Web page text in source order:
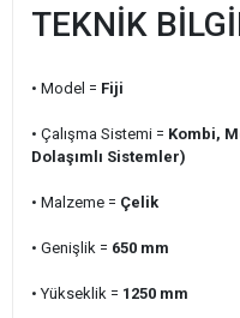
TEKNİK
• Model = Fiji
• Çalışma Sistemi = Kombi,
Dolaşımlı Sistemler)
• Malzeme = Çelik
• Genişlik = 650 mm
• Yükseklik = 1250 mm